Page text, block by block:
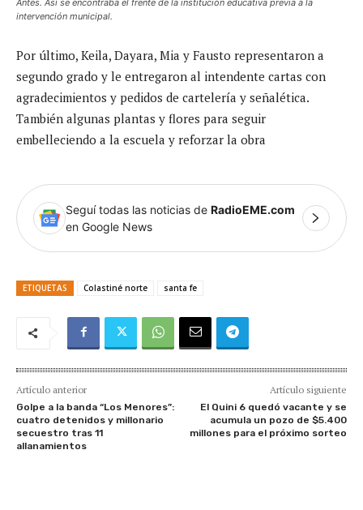
intervención municipal.
Por último, Keila, Dayara, Mia y Fausto representaron a
segundo grado y le entregaron al intendente cartas con
agradecimientos y pedidos de cartelería y señalética.
También algunas plantas y flores para seguir
embelleciendo a la escuela y reforzar la obra
Seguí todas las noticias de RadioEME.com
en Google News
ETIQUETAS Colastiné norte santa fe
Artículo anterior
Golpe a la banda “Los Menores”:
cuatro detenidos y millonario
secuestro tras 11
allanamientos
Artículo siguiente
El Quini 6 quedó vacante y se
acumula un pozo de $5.400
millones para el próximo sorteo